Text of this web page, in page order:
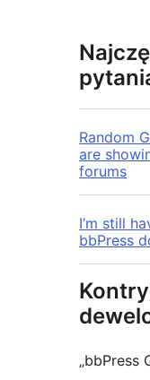
Random
are
forums
I’m still
bbPress
„bbPress